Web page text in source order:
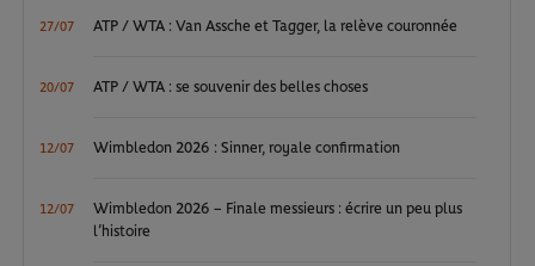
27/07 ATP / WTA : Van Assche et Tagger, la relève couronnée
20/07 ATP / WTA : se souvenir des belles choses
12/07 Wimbledon 2026 : Sinner, royale confirmation
12/07
Wimbledon 2026 – Finale messieurs : écrire un peu plus
l’histoire